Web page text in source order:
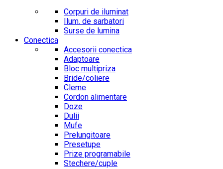
Corpuri de iluminat
Ilum. de sarbatori
Surse de lumina
Conectica
Accesorii conectica
Adaptoare
Bloc multipriza
Bride/coliere
Cleme
Cordon alimentare
Doze
Dulii
Mufe
Prelungitoare
Presetupe
Prize programabile
Stechere/cuple